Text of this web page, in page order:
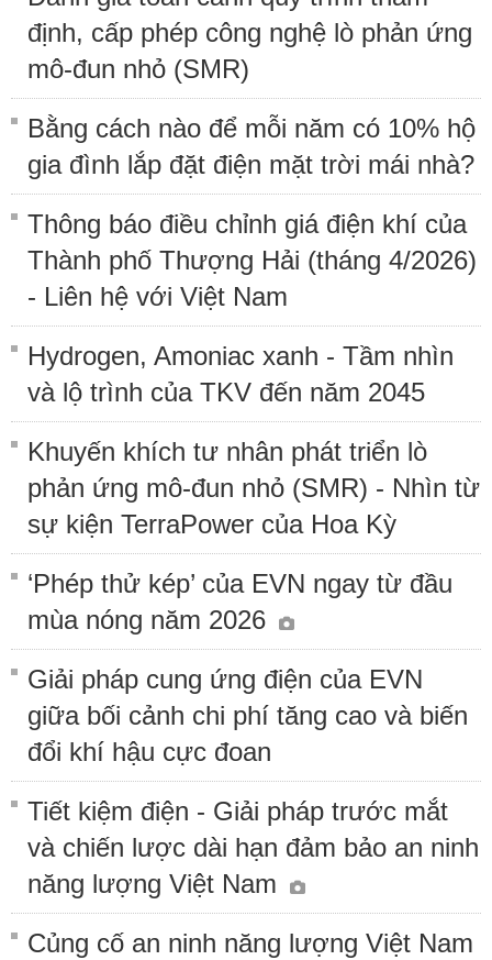
định, cấp phép công nghệ lò phản ứng
mô-đun nhỏ (SMR)
Bằng cách nào để mỗi năm có 10% hộ
gia đình lắp đặt điện mặt trời mái nhà?
Thông báo điều chỉnh giá điện khí của
Thành phố Thượng Hải (tháng 4/2026)
- Liên hệ với Việt Nam
Hydrogen, Amoniac xanh - Tầm nhìn
và lộ trình của TKV đến năm 2045
Khuyến khích tư nhân phát triển lò
phản ứng mô-đun nhỏ (SMR) - Nhìn từ
sự kiện TerraPower của Hoa Kỳ
‘Phép thử kép’ của EVN ngay từ đầu
mùa nóng năm 2026
Giải pháp cung ứng điện của EVN
giữa bối cảnh chi phí tăng cao và biến
đổi khí hậu cực đoan
Tiết kiệm điện - Giải pháp trước mắt
và chiến lược dài hạn đảm bảo an ninh
năng lượng Việt Nam
Củng cố an ninh năng lượng Việt Nam